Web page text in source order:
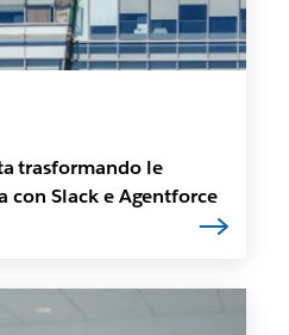
trasformando le
con Slack e Agentforce